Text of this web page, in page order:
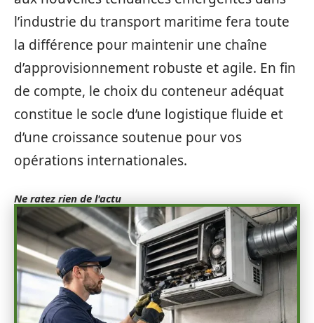
l’industrie du transport maritime fera toute
la différence pour maintenir une chaîne
d’approvisionnement robuste et agile. En fin
de compte, le choix du conteneur adéquat
constitue le socle d’une logistique fluide et
d’une croissance soutenue pour vos
opérations internationales.
Ne ratez rien de l'actu